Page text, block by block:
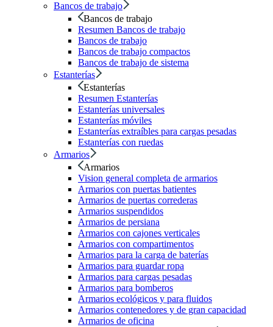
Bancos de trabajo
Bancos de trabajo
Resumen Bancos de trabajo
Bancos de trabajo
Bancos de trabajo compactos
Bancos de trabajo de sistema
Estanterías
Estanterías
Resumen Estanterías
Estanterías universales
Estanterías móviles
Estanterías extraíbles para cargas pesadas
Estanterías con ruedas
Armarios
Armarios
Vision general completa de armarios
Armarios con puertas batientes
Armarios de puertas correderas
Armarios suspendidos
Armarios de persiana
Armarios con cajones verticales
Armarios con compartimentos
Armarios para la carga de baterías
Armarios para guardar ropa
Armarios para cargas pesadas
Armarios para bomberos
Armarios ecológicos y para fluidos
Armarios contenedores y de gran capacidad
Armarios de oficina